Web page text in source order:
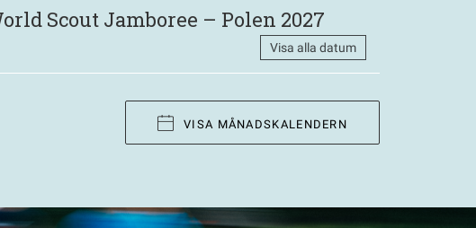
Scout Jamboree – Polen 2027
Visa alla datum
VISA MÅNADSKALENDERN